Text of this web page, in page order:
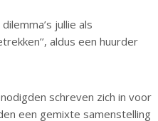
jullie als
aldus een huurder
schreven zich in voor
een gemixte samenstelling